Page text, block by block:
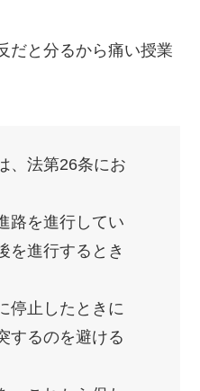
だと分るから痛い授業
、法第26条にお
路を進行してい
を進行するとき
停止したときに
するのを避ける